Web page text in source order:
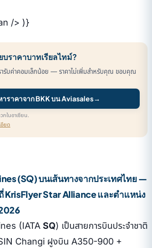
/> )}
บราคาบาทเรียลไทม์?
ารับค่าคอมเล็กน้อย — ราคาไม่เพิ่มสำหรับคุณ ขอบคุณ
ราคาจาก BKK บน Aviasales→
ในอาเซียน.
อียด
(SQ) บนเส้นทางจากประเทศไทย —
KrisFlyer Star Alliance และตำแหน่ง
(IATA SQ) เป็นสายการบินประจำชาติ
Changi ฝูงบิน A350-900 +